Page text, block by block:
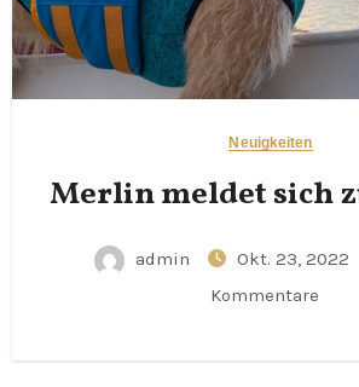
Neuigkeiten
Merlin meldet sich
admin Okt. 23, 2022
Kommentare